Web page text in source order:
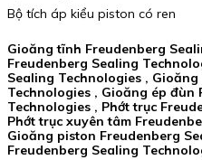
Bộ tích áp kiểu piston có ren
Gioăng tĩnh Freudenberg
Freudenberg Sealing
Sealing Technologies ,
Technologies , Gioăng ép đùn
Technologies , Phớt trục
Phớt trục xuyên tâm
Gioăng piston Freudenberg
Freudenberg Sealing